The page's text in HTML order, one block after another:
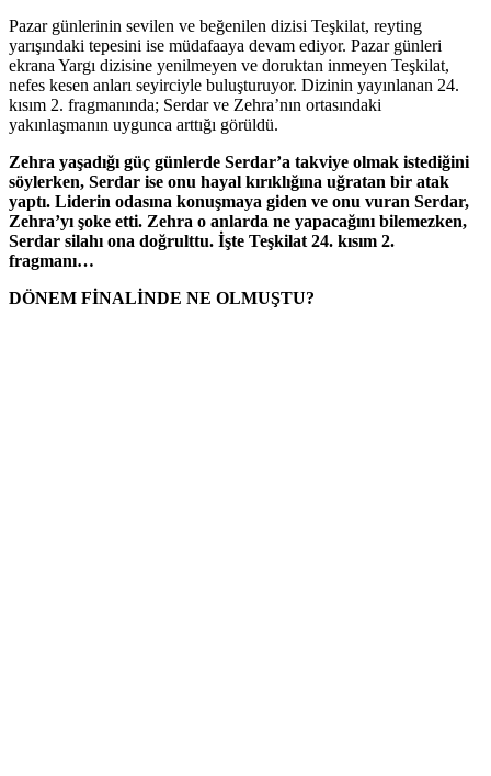
Pazar günlerinin sevilen ve beğenilen dizisi Teşkilat, reyting
yarışındaki tepesini ise müdafaaya devam ediyor. Pazar günleri
ekrana Yargı dizisine yenilmeyen ve doruktan inmeyen Teşkilat,
nefes kesen anları seyirciyle buluşturuyor. Dizinin yayınlanan 24.
kısım 2. fragmanında; Serdar ve Zehra’nın ortasındaki
yakınlaşmanın uygunca arttığı görüldü.
Zehra yaşadığı güç günlerde Serdar’a takviye olmak istediğini
söylerken, Serdar ise onu hayal kırıklığına uğratan bir atak
yaptı. Liderin odasına konuşmaya giden ve onu vuran Serdar,
Zehra’yı şoke etti. Zehra o anlarda ne yapacağını bilemezken,
Serdar silahı ona doğrulttu. İşte Teşkilat 24. kısım 2.
fragmanı…
DÖNEM FİNALİNDE NE OLMUŞTU?